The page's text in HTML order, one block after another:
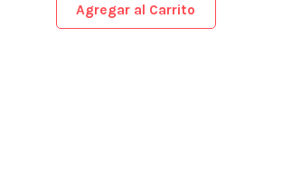
Agregar al Carrito